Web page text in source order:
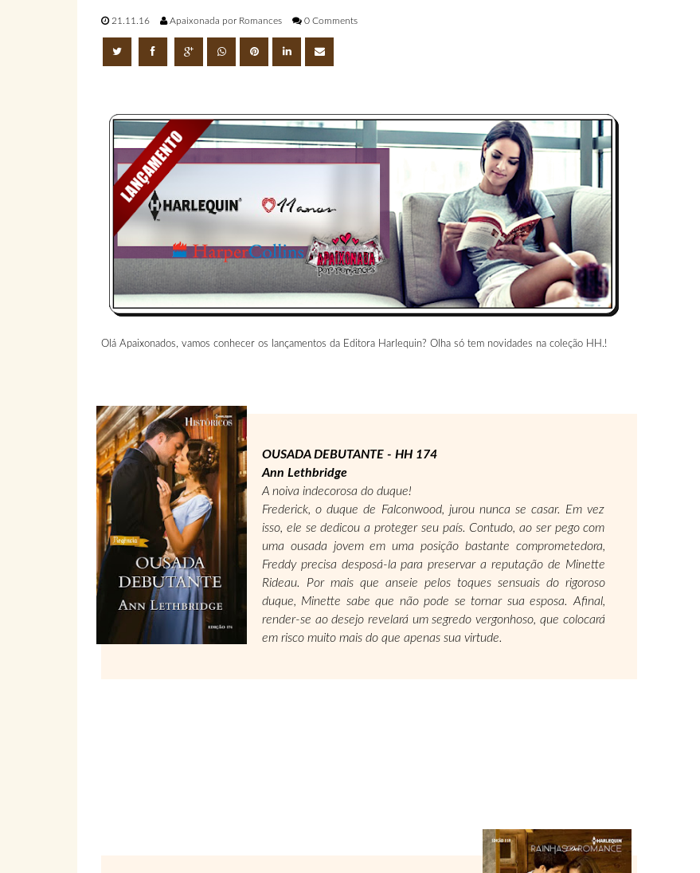
21.11.16 Apaixonada por Romances 0 Comments
Olá Apaixonados, vamos conhecer os lançamentos da Editora Harlequin? Olha só tem novidades na coleção HH.!
OUSADA DEBUTANTE - HH 174
Ann Lethbridge
A noiva indecorosa do duque!
Frederick, o duque de Falconwood, jurou nunca se casar. Em vez
isso, ele se dedicou a proteger seu país. Contudo, ao ser pego com
uma ousada jovem em uma posição bastante comprometedora,
Freddy precisa desposá-la para preservar a reputação de Minette
Rideau. Por mais que anseie pelos toques sensuais do rigoroso
duque, Minette sabe que não pode se tornar sua esposa. Afinal,
render-se ao desejo revelará um segredo vergonhoso, que colocará
em risco muito mais do que apenas sua virtude.